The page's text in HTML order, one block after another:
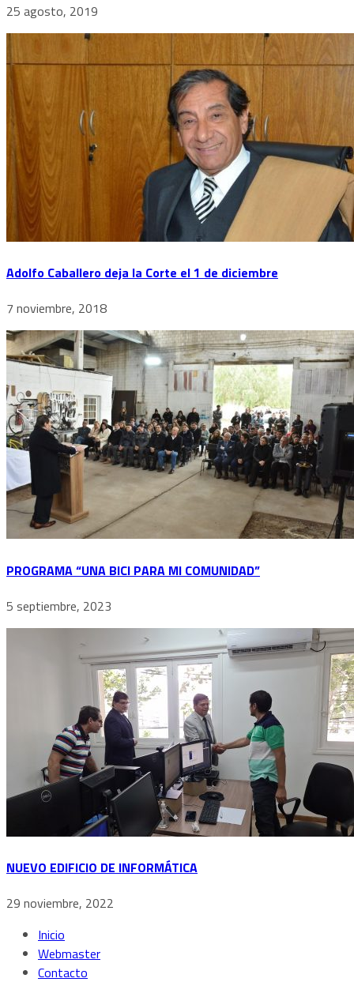
25 agosto, 2019
Adolfo Caballero deja la Corte el 1 de diciembre
7 noviembre, 2018
PROGRAMA “UNA BICI PARA MI COMUNIDAD”
5 septiembre, 2023
NUEVO EDIFICIO DE INFORMÁTICA
29 noviembre, 2022
Inicio
Webmaster
Contacto